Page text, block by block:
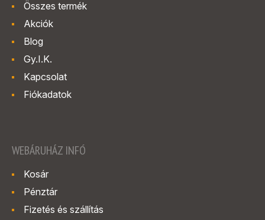
Összes termék
Akciók
Blog
Gy.I.K.
Kapcsolat
Fiókadatok
WEBÁRUHÁZ INFÓ
Kosár
Pénztár
Fizetés és szállítás